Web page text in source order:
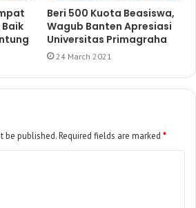
Beri 500 Kuota Beasiswa,
Wagub Banten Apresiasi
Universitas Primagraha
24 March 2021
be published.Required fields are marked *